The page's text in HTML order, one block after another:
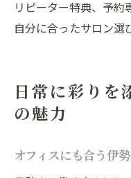
リピーター特典、予約
自分に合ったサロン選
日常に彩りを
の魅力
オフィスにも合う伊